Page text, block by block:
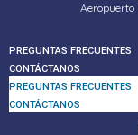
Aeropuerto
PREGUNTAS FRECUENTES
CONTÁCTANOS
PREGUNTAS FRECUENTES
CONTÁCTANOS